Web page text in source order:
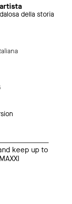
della storia
keep up to